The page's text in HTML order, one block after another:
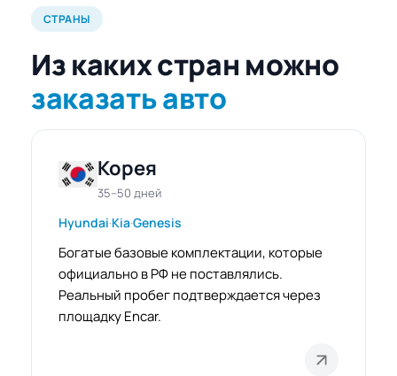
СТРАНЫ
Из каких стран можно
заказать авто
Корея
35–50 дней
Hyundai·Kia·Genesis
Богатые базовые комплектации, которые
официально в РФ не поставлялись.
Реальный пробег подтверждается через
площадку Encar.